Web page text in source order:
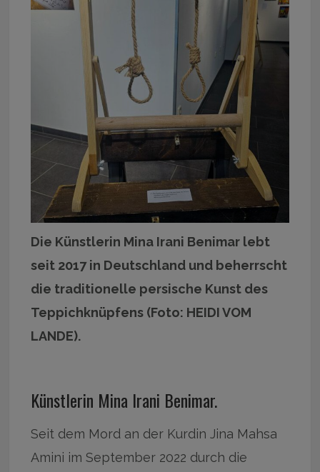
Die Künstlerin Mina Irani Benimar lebt
seit 2017 in Deutschland und beherrscht
die traditionelle persische Kunst des
Teppichknüpfens (Foto: HEIDI VOM
LANDE).
Künstlerin Mina Irani Benimar.
Seit dem Mord an der Kurdin Jina Mahsa
Amini im September 2022 durch die